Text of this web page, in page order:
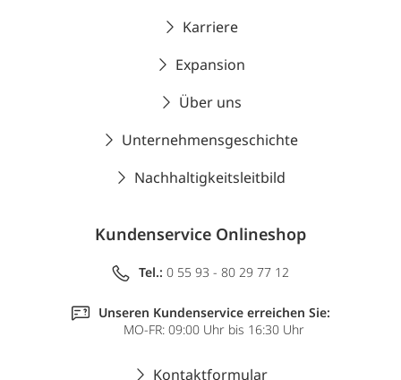
Karriere
Expansion
Über uns
Unternehmensgeschichte
Nachhaltigkeitsleitbild
Kundenservice Onlineshop
Tel.: 0 55 93 - 80 29 77 12
Unseren Kundenservice erreichen Sie:
MO-FR: 09:00 Uhr bis 16:30 Uhr
Kontaktformular